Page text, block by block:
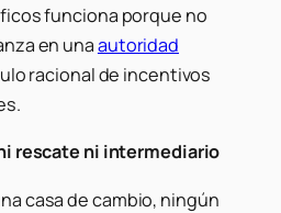
funciona porque no
en unaautoridad
racional de incentivos
rescate ni intermediario
casa de cambio, ningún